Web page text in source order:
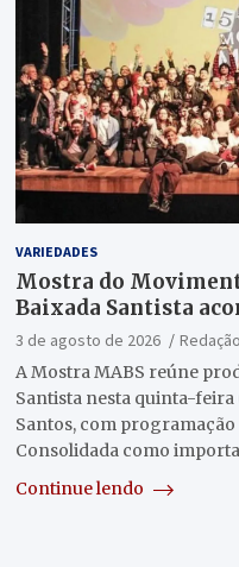
VARIEDADES
Mostra do
Baixada Santista
no Teatro Guarany
3 de agosto de 2026
A Mostra MABS reúne
Santista nesta quinta-feira
Santos, com
Consolidada como
Continue lendo